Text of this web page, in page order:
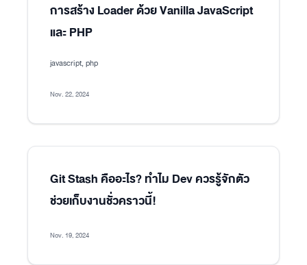
การสร้าง Loader ด้วย Vanilla JavaScript
และ PHP
javascript, php
Nov. 22, 2024
Git Stash คืออะไร? ทำไม Dev ควรรู้จักตัว
ช่วยเก็บงานชั่วคราวนี้!
Nov. 19, 2024